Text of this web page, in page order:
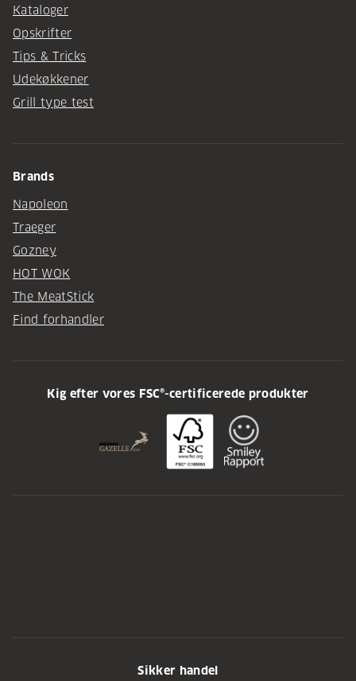
Kataloger
Opskrifter
Tips & Tricks
Udekøkkener
Grill type test
Brands
Napoleon
Traeger
Gozney
HOT WOK
The MeatStick
Find forhandler
Kig efter vores FSC®-certificerede produkter
Sikker handel